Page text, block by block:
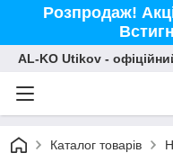
Розпродаж!
AL-KO Utikov -
Каталог товарів